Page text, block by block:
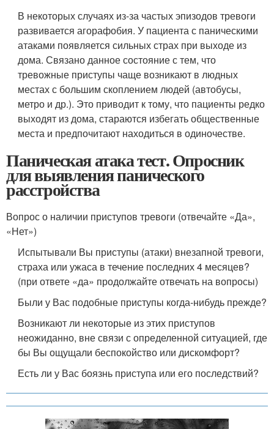
В некоторых случаях из-за частых эпизодов тревоги
развивается агорафобия. У пациента с паническими
атаками появляется сильных страх при выходе из
дома. Связано данное состояние с тем, что
тревожные приступы чаще возникают в людных
местах с большим скоплением людей (автобусы,
метро и др.). Это приводит к тому, что пациенты редко
выходят из дома, стараются избегать общественные
места и предпочитают находиться в одиночестве.
Паническая атака тест. Опросник
для выявления панического
расстройства
Вопрос о наличии приступов тревоги (отвечайте «Да»,
«Нет»)
Испытывали Вы приступы (атаки) внезапной тревоги,
страха или ужаса в течение последних 4 месяцев?
(при ответе «да» продолжайте отвечать на вопросы)
Были у Вас подобные приступы когда-нибудь прежде?
Возникают ли некоторые из этих приступов
неожиданно, вне связи с определенной ситуацией, где
бы Вы ощущали беспокойство или дискомфорт?
Есть ли у Вас боязнь приступа или его последствий?